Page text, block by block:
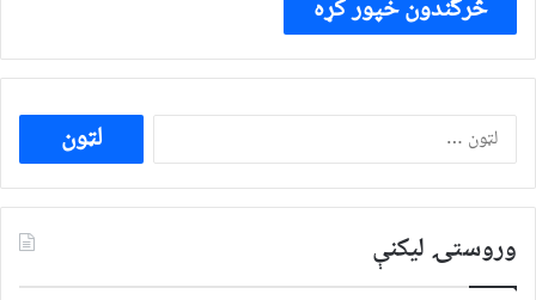
ددی
لپاره
لټون:
وروستۍ ليکنې